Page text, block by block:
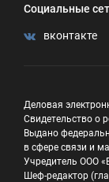
Социальные
вконтакте
Деловая
Свидетельство о
Выдано
в сфере связи и
Учредитель ООО
Шеф-редактор